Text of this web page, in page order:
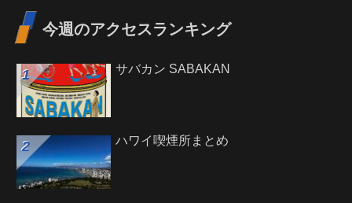
今週のアクセスランキング
サバカン SABAKAN
ハワイ喫煙所まとめ